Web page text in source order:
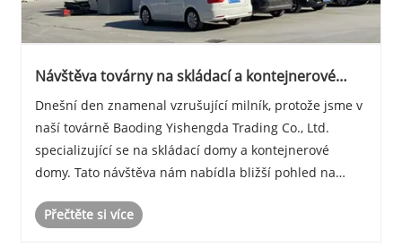
Návštěva továrny na skládací a kontejnerové
Dnešní den znamenal vzrušující milník, protože jsme v
naší továrně Baoding Yishengda Trading Co., Ltd.
specializující se na skládací domy a kontejnerové
domy. Tato návštěva nám nabídla bližší pohled na
které definují naše produkty.
Přečtěte si více